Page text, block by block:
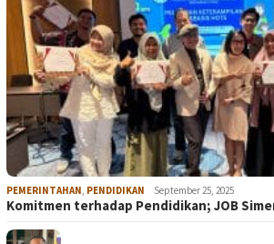
PEMERINTAHAN, PENDIDIKAN September 25, 2025
Komitmen terhadap Pendidikan; JOB